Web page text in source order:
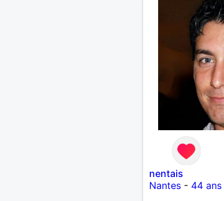
dialogue sera
inépuisable de
complicité.
nentais
Nantes- 44 ans